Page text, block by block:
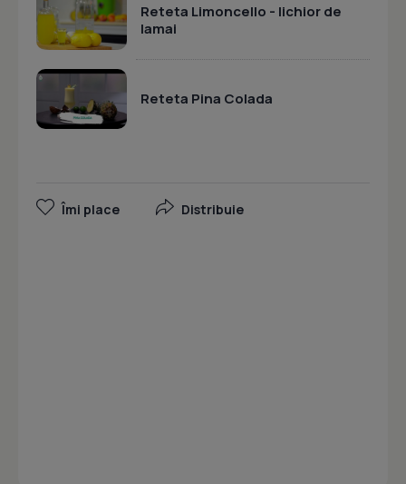
Reteta Limoncello - lichior de
lamai
Reteta Pina Colada
Îmi place Distribuie